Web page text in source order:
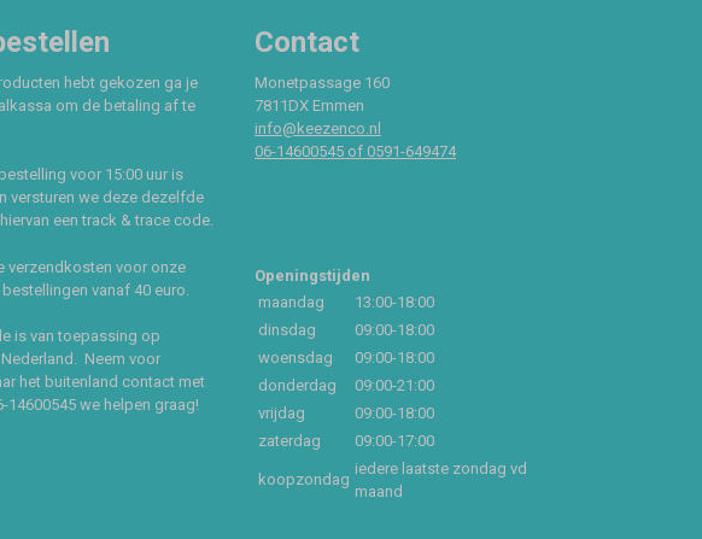
hebt gekozen ga je
om de betaling af te
voor 15:00 uur is
versturen we deze dezelfde
een track & trace code.
verzendkosten voor onze
vanaf 40 euro.
is van toepassing op
Nederland. Neem voor
het buitenland contact met
14600545 we helpen graag!
Contact
Monetpassage 160
7811DX Emmen
info@keezenco.nl
06-14600545 of 0591-649474
Openingstijden
maandag
13:00-18:00
dinsdag
09:00-18:00
woensdag
09:00-18:00
donderdag
09:00-21:00
vrijdag
09:00-18:00
zaterdag
09:00-17:00
koopzondag
iedere laatste zondag vd
maand